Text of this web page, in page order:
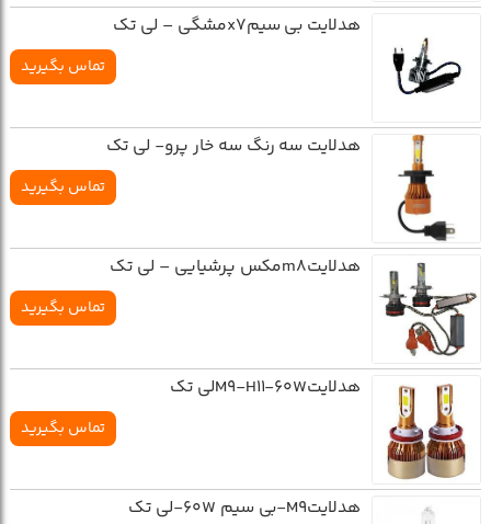
هدلايت بي سيمx7مشگي – لي تک
تماس بگیرید
هدلايت سه رنگ سه خار پرو- لي تک
تماس بگیرید
هدلايتm8مکس پرشيايي – لي تک
تماس بگیرید
هدلايتM9-H11-60Wلي تک
تماس بگیرید
هدلايتM9-بي سيم 60W-لي تک